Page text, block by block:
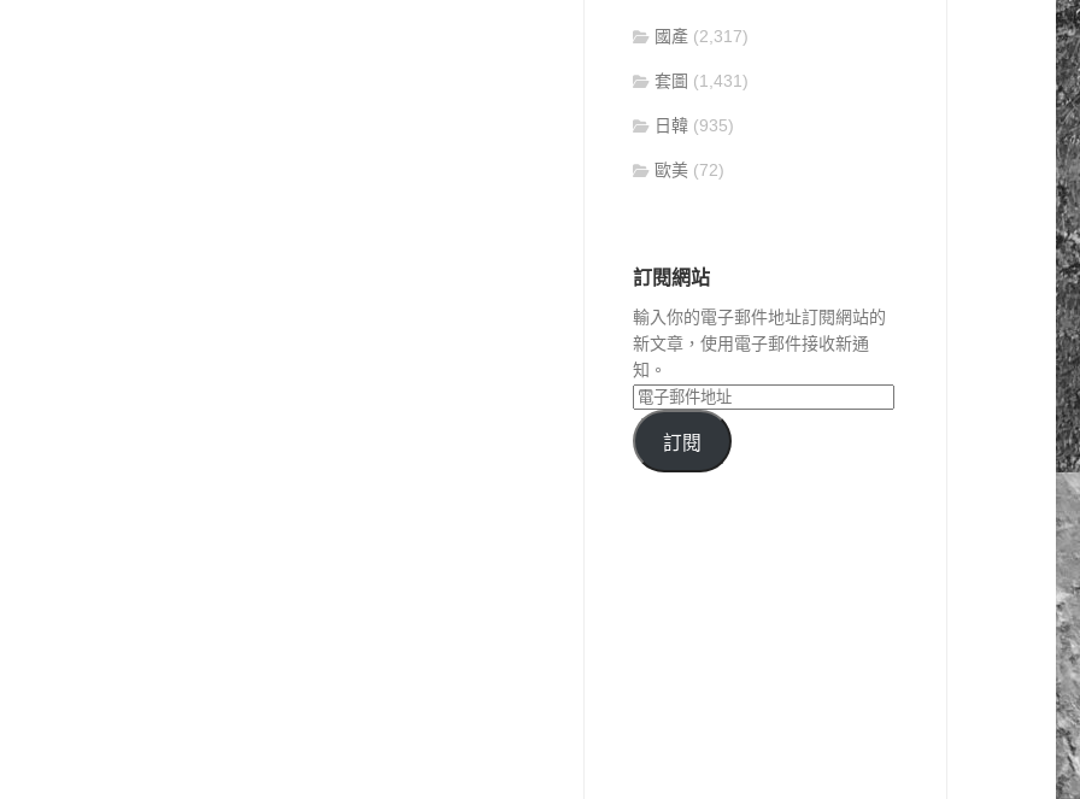
國產 (2,317)
套圖 (1,431)
日韓 (935)
歐美 (72)
訂閱網站
輸入你的電子郵件地址訂閱網站的
新文章，使用電子郵件接收新通
知。
訂閱